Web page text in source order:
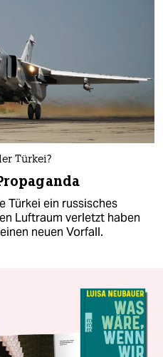
Türkei?
Türkei ein russisches
Luftraum verletzt haben
neuen Vorfall.